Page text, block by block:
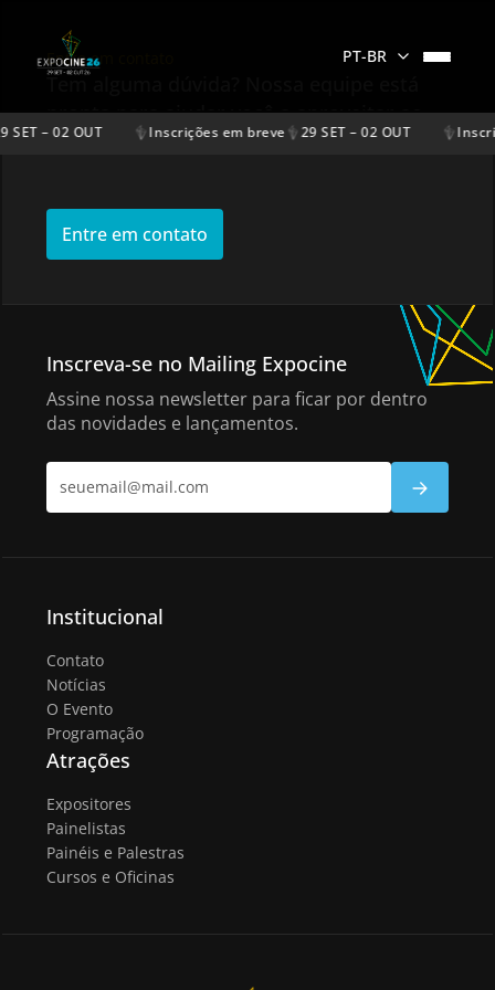
PT-BR
SET – 02 OUT Inscrições em breve 29 SET – 02 OUT
Entre em contato
Tem alguma dúvida? Nossa equipe está
pronta para ajudar você a aproveitar ao
máximo o evento.
Entre em contato
Inscreva-se no Mailing Expocine
Assine nossa newsletter para ficar por dentro
das novidades e lançamentos.
Institucional
Contato
Notícias
O Evento
Programação
Atrações
Expositores
Painelistas
Painéis e Palestras
Cursos e Oficinas